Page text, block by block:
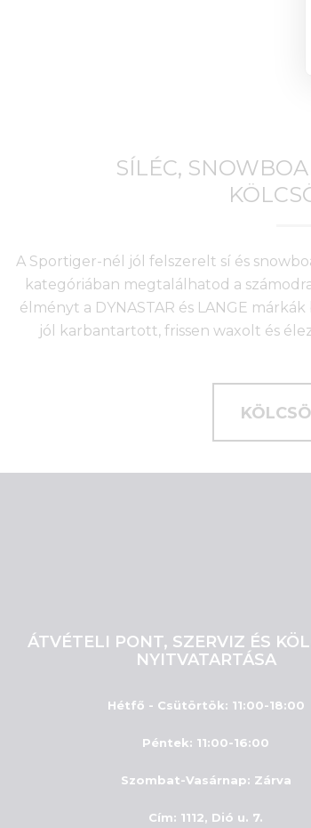
SÍLÉC,
A Sportiger-nél jól felszerelt sí és
kategóriában megtalálhatod a
élményt a DYNASTAR és LANGE
jól karbantartott, frissen waxolt és
ÁTVÉTELI PONT, SZERVIZ ÉS
NYITVATARTÁSA
Hétfő - Csütörtök: 11:00-18:00
Péntek: 11:00-16:00
Szombat-Vasárnap: Zárva
Cím: 1112, Dió u. 7.